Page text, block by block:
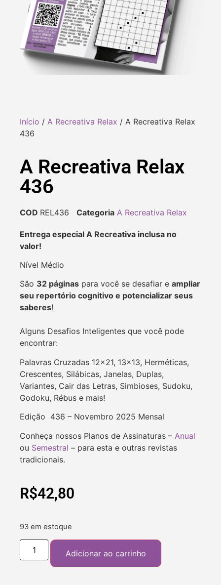
Início / A Recreativa Relax / A Recreativa Relax
436
A Recreativa Relax
436
COD REL436 Categoria A Recreativa Relax
Entrega especial A Recreativa inclusa no
valor!
Nível Médio
São 32 páginas para você se desafiar e ampliar
seu repertório cognitivo e potencializar seus
saberes!
Alguns Desafios Inteligentes que você pode
encontrar:
Palavras Cruzadas 12×21, 13×13, Herméticas,
Crescentes, Silábicas, Janelas, Duplas,
Variantes, Cair das Letras, Simbioses, Sudoku,
Godoku, Rébus e mais!
Edição 436 – Novembro 2025 Mensal
Conheça nossos Planos de Assinaturas – Anual
ou Semestral – para esta e outras revistas
tradicionais.
R$42,80
93 em estoque
Adicionar ao carrinho